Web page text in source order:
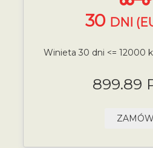
30 DNI
Winieta 30 dni <= 12000
899.89
ZAMÓW